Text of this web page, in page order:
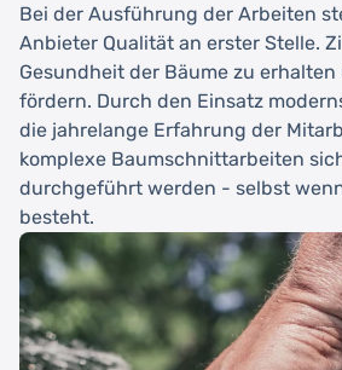
Bei der Ausführung der Arbeiten
Anbieter Qualität an erster Stelle.
Gesundheit der Bäume zu
fördern. Durch den Einsatz
die jahrelange Erfahrung der
komplexe Baumschnittarbeiten
durchgeführt werden - selbst
besteht.